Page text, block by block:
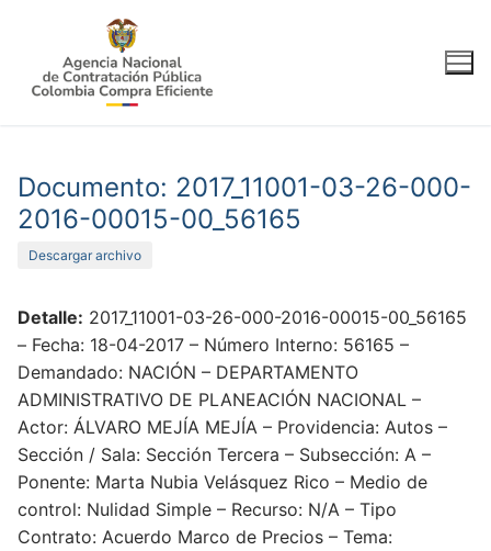
contenido
Documento: 2017_11001-03-26-000-
2016-00015-00_56165
Descargar archivo
Detalle: 2017_11001-03-26-000-2016-00015-00_56165
– Fecha: 18-04-2017 – Número Interno: 56165 –
Demandado: NACIÓN – DEPARTAMENTO
ADMINISTRATIVO DE PLANEACIÓN NACIONAL –
Actor: ÁLVARO MEJÍA MEJÍA – Providencia: Autos –
Sección / Sala: Sección Tercera – Subsección: A –
Ponente: Marta Nubia Velásquez Rico – Medio de
control: Nulidad Simple – Recurso: N/A – Tipo
Contrato: Acuerdo Marco de Precios – Tema: